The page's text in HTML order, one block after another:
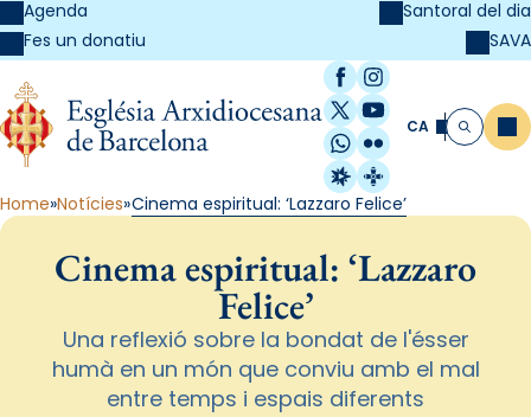
Agenda
Fes un donatiu
Santoral del dia
SAVA
Facebook
Instagram
X / Twitter
YouTube
WhatsApp
Flickr
Radio Estel
Catalunya
CA Cerca
Home Notícies Cinema espiritual: ‘Lazzaro Felice’
Cinema espiritual: ‘Lazzaro
Felice’
Una reflexió sobre la bondat de l'ésser
humà en un món que conviu amb el mal
entre temps i espais diferents